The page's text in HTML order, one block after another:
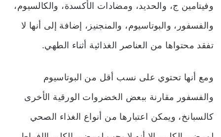
وفيتامين ج، والحديد، ومضادات الأكسدة، والكالسيوم،
والفسفور، والبوتاسيوم، والمنجنيز، إضافة إلى أنها لا
تفقد محتواها من العناصر الغذائية أثناء الطهي.
ومع أنها تحتوي على نسب أقل من البوتاسيوم
والفسفور مقارنة ببعض الخضروات الورقية الأخرى
كالسبانخ، ويمكن اعتبارها من أنواع الغذاء الصحي